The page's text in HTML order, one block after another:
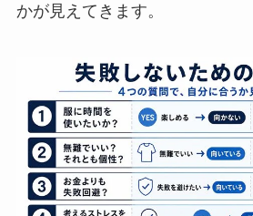
かが見えてきます。